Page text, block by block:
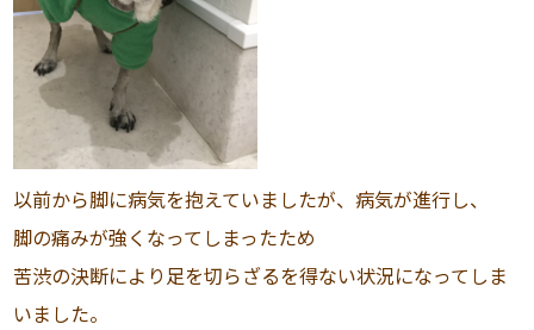
以前から脚に病気を抱えていましたが、病気が進行し、
脚の痛みが強くなってしまったため
苦渋の決断により足を切らざるを得ない状況になってしま
いました。